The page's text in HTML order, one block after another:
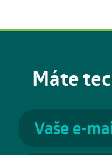
Máte